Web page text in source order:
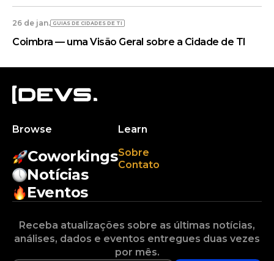
26 de jan. GUIAS DE CIDADES DE TI
Coimbra — uma Visão Geral sobre a Cidade de TI
Browse
Coworkings
Notícias
Eventos
Learn
Sobre
Contato
Receba atualizações sobre as últimas notícias,
análises, dados e eventos entregues duas vezes
por mês.